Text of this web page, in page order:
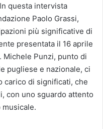
questa intervista
Paolo Grassi,
più significative di
presentata il 16 aprile
Michele Punzi, punto di
pugliese e nazionale, ci
carico di significati, che
con uno sguardo attento